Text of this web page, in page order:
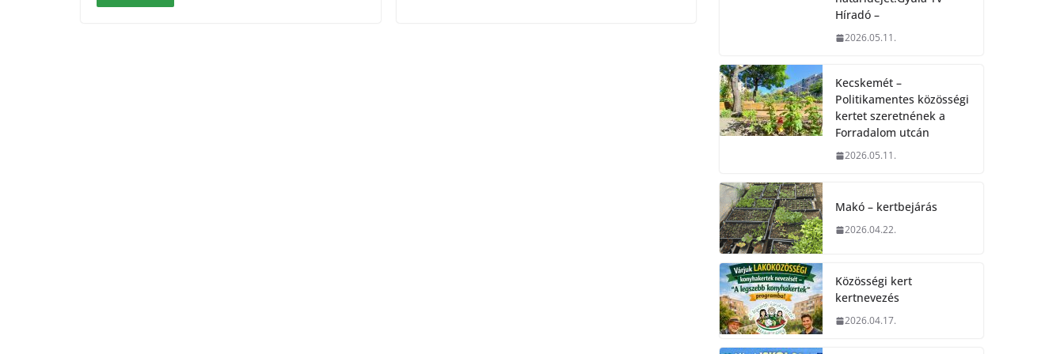
Híradó –
2026.05.11.
Kecskemét –
Politikamentes közösségi
kertet szeretnének a
Forradalom utcán
2026.05.11.
Makó – kertbejárás
2026.04.22.
Közösségi kert
kertnevezés
2026.04.17.